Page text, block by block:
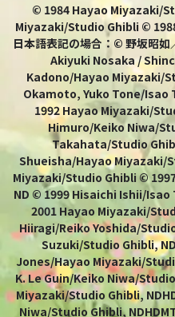
© 1984 Hayao Miyazaki/
Miyazaki/Studio Ghibli ©
日本語表記の場合：© 野坂昭
Akiyuki Nosaka /
Kadono/Hayao Miyazaki/
Okamoto, Yuko Tone/
1992 Hayao Miyazaki/
Himuro/Keiko Niwa/
Takahata/Studio
Shueisha/Hayao Miyazaki/
Miyazaki/Studio Ghibli ©
ND © 1999 Hisaichi Ishii/
2001 Hayao Miyazaki/
Hiiragi/Reiko Yoshida/
Suzuki/Studio Ghibli,
Jones/Hayao Miyazaki/
K. Le Guin/Keiko Niwa/
Miyazaki/Studio Ghibli,
Niwa/Studio Ghibli,